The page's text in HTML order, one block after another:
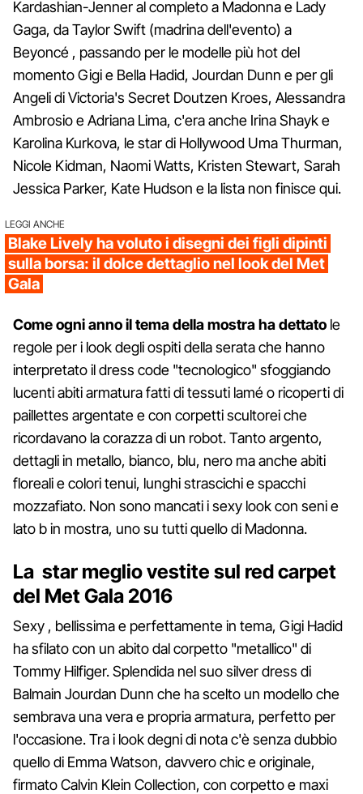
Kardashian-Jenner al completo a Madonna e Lady
Gaga, da Taylor Swift (madrina dell'evento) a
Beyoncé , passando per le modelle più hot del
momento Gigi e Bella Hadid, Jourdan Dunn e per gli
Angeli di Victoria's Secret Doutzen Kroes, Alessandra
Ambrosio e Adriana Lima, c'era anche Irina Shayk e
Karolina Kurkova, le star di Hollywood Uma Thurman,
Nicole Kidman, Naomi Watts, Kristen Stewart, Sarah
Jessica Parker, Kate Hudson e la lista non finisce qui.
LEGGI ANCHE
Blake Lively ha voluto i disegni dei figli dipinti
sulla borsa: il dolce dettaglio nel look del Met
Gala
Come ogni anno il tema della mostra ha dettato le
regole per i look degli ospiti della serata che hanno
interpretato il dress code "tecnologico" sfoggiando
lucenti abiti armatura fatti di tessuti lamé o ricoperti di
paillettes argentate e con corpetti scultorei che
ricordavano la corazza di un robot. Tanto argento,
dettagli in metallo, bianco, blu, nero ma anche abiti
floreali e colori tenui, lunghi strascichi e spacchi
mozzafiato. Non sono mancati i sexy look con seni e
lato b in mostra, uno su tutti quello di Madonna.
La star meglio vestite sul red carpet
del Met Gala 2016
Sexy , bellissima e perfettamente in tema, Gigi Hadid
ha sfilato con un abito dal corpetto "metallico" di
Tommy Hilfiger. Splendida nel suo silver dress di
Balmain Jourdan Dunn che ha scelto un modello che
sembrava una vera e propria armatura, perfetto per
l'occasione. Tra i look degni di nota c'è senza dubbio
quello di Emma Watson, davvero chic e originale,
firmato Calvin Klein Collection, con corpetto e maxi